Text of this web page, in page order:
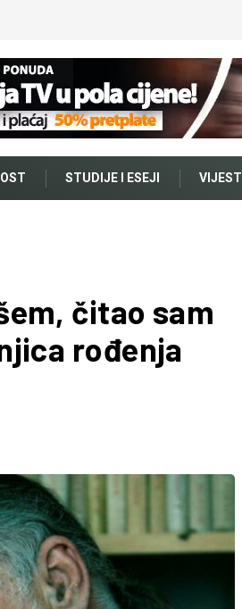
STUDIJE I ESEJI VIJESTI
čitao sam
rođenja